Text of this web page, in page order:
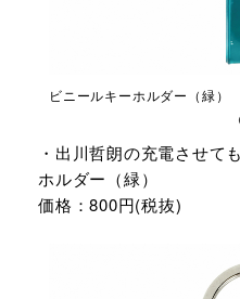
ビニールキーホルダー（緑）
・出川哲朗の充電させて
ホルダー（緑）
価格：800円(税抜)